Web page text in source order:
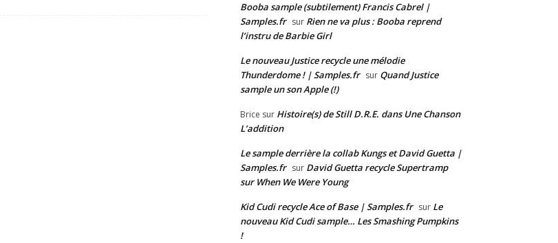
Booba sample (subtilement) Francis Cabrel |
Samples.fr sur Rien ne va plus : Booba reprend
l’instru de Barbie Girl
Le nouveau Justice recycle une mélodie
Thunderdome ! | Samples.fr sur Quand Justice
sample un son Apple (!)
Brice sur Histoire(s) de Still D.R.E. dans Une Chanson
L’addition
Le sample derrière la collab Kungs et David Guetta |
Samples.fr sur David Guetta recycle Supertramp
sur When We Were Young
Kid Cudi recycle Ace of Base | Samples.fr sur Le
nouveau Kid Cudi sample… Les Smashing Pumpkins
!